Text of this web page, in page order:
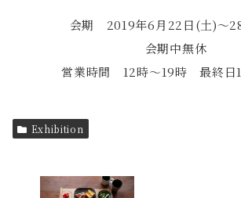
会期 2019年6月22日(土)〜
会期中無休
営業時間 12時～19時 最終日
Exhibition